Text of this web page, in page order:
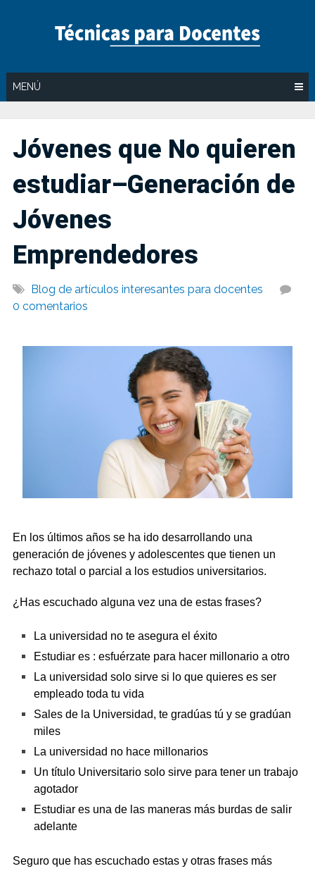
MENÚ
Jóvenes que No quieren
estudiar–Generación de
Jóvenes
Emprendedores
Blog de artículos interesantes para docentes
0 comentarios
En los últimos años se ha ido desarrollando una
generación de jóvenes y adolescentes que tienen un
rechazo total o parcial a los estudios universitarios.
¿Has escuchado alguna vez una de estas frases?
La universidad no te asegura el éxito
Estudiar es : esfuérzate para hacer millonario a otro
La universidad solo sirve si lo que quieres es ser
empleado toda tu vida
Sales de la Universidad, te gradúas tú y se gradúan
miles
La universidad no hace millonarios
Un título Universitario solo sirve para tener un trabajo
agotador
Estudiar es una de las maneras más burdas de salir
adelante
Seguro que has escuchado estas y otras frases más